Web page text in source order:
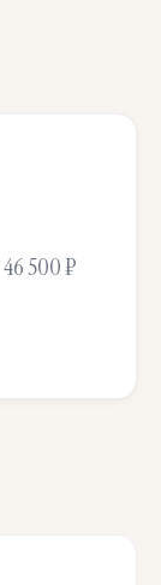
46 500 ₽